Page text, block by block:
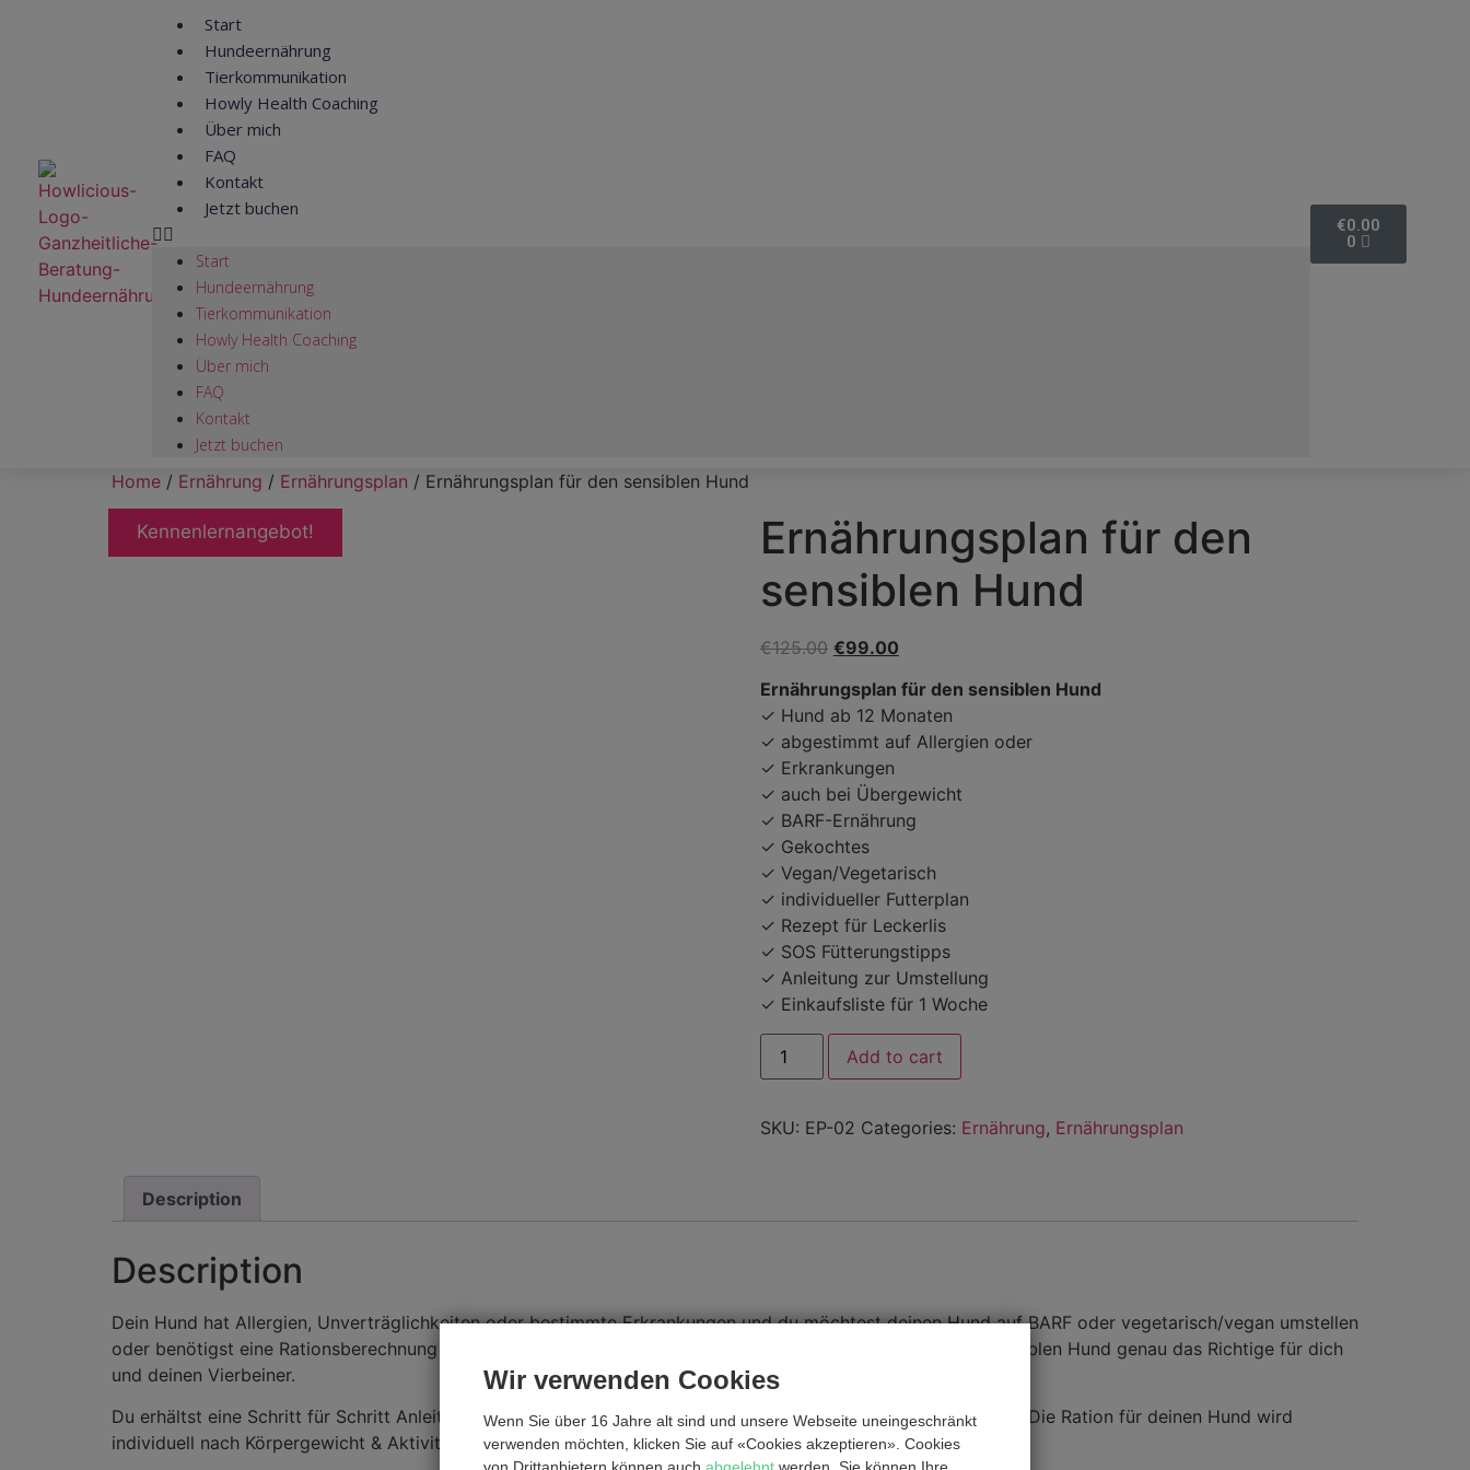
Wir verwenden Cookies
Wenn Sie über 16 Jahre alt sind und unsere Webseite uneingeschränkt
verwenden möchten, klicken Sie auf «Cookies akzeptieren». Cookies
von Drittanbietern können auch abgelehnt werden. Sie können Ihre
Start
Hundeernährung
Tierkommunikation
Howly Health Coaching
Über mich
FAQ
Kontakt
Jetzt buchen
Start
Hundeernährung
Tierkommunikation
Howly Health Coaching
Über mich
FAQ
Kontakt
Jetzt buchen
€0.00
0
Home / Ernährung / Ernährungsplan / Ernährungsplan für den sensiblen Hund
Kennenlernangebot!
Ernährungsplan für den
sensiblen Hund
€125.00 €99.00
Ernährungsplan für den sensiblen Hund
✓ Hund ab 12 Monaten
✓ abgestimmt auf Allergien oder
✓ Erkrankungen
✓ auch bei Übergewicht
✓ BARF-Ernährung
✓ Gekochtes
✓ Vegan/Vegetarisch
✓ individueller Futterplan
✓ Rezept für Leckerlis
✓ SOS Fütterungstipps
✓ Anleitung zur Umstellung
✓ Einkaufsliste für 1 Woche
Add to cart
SKU: EP-02 Categories: Ernährung, Ernährungsplan
Description
Description
Dein Hund hat Allergien, Unverträglichkeiten oder bestimmte Erkrankungen und du möchtest deinen Hund auf BARF oder vegetarisch/vegan umstellen
oder benötigst eine Rationsberechnung nach dem Beutetierschema? Dann ist der Ernährungsplan für den sensiblen Hund genau das Richtige für dich
und deinen Vierbeiner.
Du erhältst eine Schritt für Schritt Anleitung, wie dein Hund am besten auf die neue Fütterung umgestellt wird. Die Ration für deinen Hund wird
individuell nach Körpergewicht & Aktivität berechnet.